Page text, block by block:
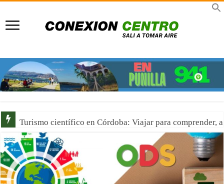
Turismo científico en Córdoba: Viajar para comprender,